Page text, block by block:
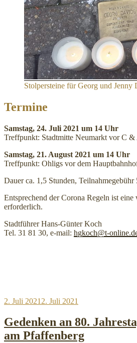
Stolpersteine für Georg und
Termine
Samstag, 24. Juli 2021 um 14 Uhr
Treffpunkt: Stadtmitte Neumarkt vor C &
Samstag, 21. August 2021 um 14 Uhr
Treffpunkt: Ohligs vor dem
Dauer ca. 1,5 Stunden, Teilnahmegebühr
Entsprechend der Corona Regeln ist
erforderlich.
Stadtführer Hans-Günter Koch
Tel. 31 81 30, e-mail: hgkoch@t-
Veröffentlicht
2. Juli 2021 2. Juli 2021
Gedenken an 80.
am Pfaffenberg